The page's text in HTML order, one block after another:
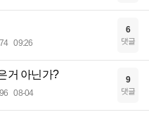
09:26
6
댓글
거 아닌가?
08-04
9
댓글